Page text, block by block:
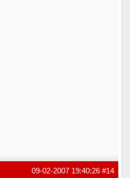
#14
09-02-2007 19:40:26